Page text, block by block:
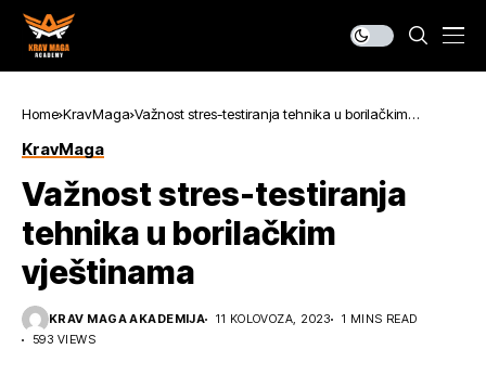
Home KravMaga Važnost stres-testiranja tehnika u borilačkim
KravMaga
Važnost stres-testiranja
tehnika u borilačkim
vještinama
KRAV MAGA AKADEMIJA 11 KOLOVOZA, 2023
1 MINS READ
593 VIEWS